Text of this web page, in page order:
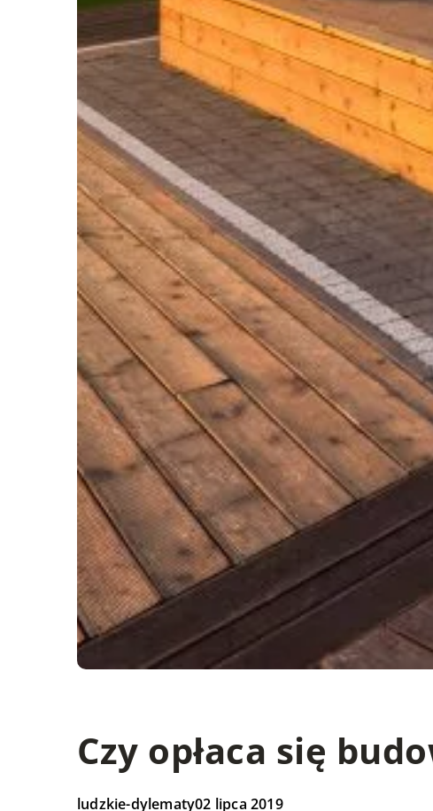
Czy opłaca się
ludzkie-dylematy02 lipca 2019